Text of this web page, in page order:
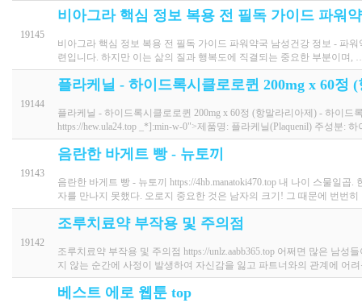
19145
비아그라 핵심 정보 복용 전 필독 가이드 파워
비아그라 핵심 정보 복용 전 필독 가이드 파워약국 남성건강 정보 - 파
련입니다. 하지만 이는 삶의 질과 행복도에 직결되는 중요한 부분이며,
19144
플라케닐 - 하이드록시클로로퀸 200mg x 60정
플라케닐 - 하이드록시클로로퀸 200mg x 60정 (항말라리아제) - 하이
https://hew.ula24.top _*]:min-w-0">제품명: 플라케닐(Plaquenil) 주성분:
19143
음란한 바게트 빵 - 뉴토끼
음란한 바게트 빵 - 뉴토끼 https://4hb.manatoki470.top 내 나이 스물일
자를 만나지 못했다. 오로지 중요한 것은 남자의 크기! 그 때문에 번번
19142
조루치료약 부작용 및 주의점
조루치료약 부작용 및 주의점 https://unlz.aabb365.top 어쩌면 많은 남
지 않는 순간에 사정이 발생하여 자신감을 잃고 파트너와의 관계에 어
베스트 에로 웹툰 top